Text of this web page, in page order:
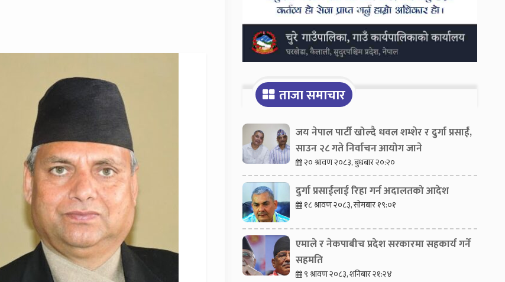
ताजा समाचार
जय नेपाल पार्टी खोल्दै धवल शम्शेर र दुर्गा प्रसाईं,
साउन २८ गते निर्वाचन आयोग जाने
२० श्रावण २०८३, बुधबार २०:२०
दुर्गा प्रसाईंलाई रिहा गर्न अदालतको आदेश
१८ श्रावण २०८३, सोमबार १९:०१
एमाले र नेकपाबीच प्रदेश सरकारमा सहकार्य गर्ने
सहमति
९ श्रावण २०८३, शनिबार २१:२४